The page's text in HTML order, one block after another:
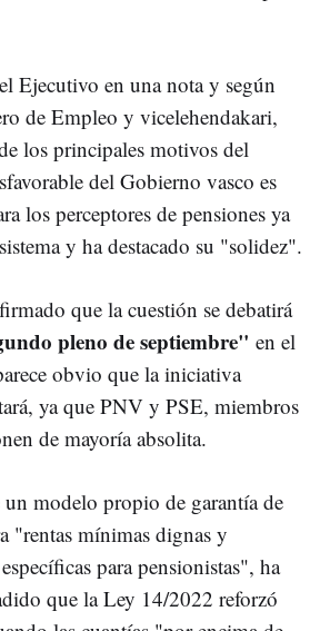
Ejecutivo en una nota y según
de Empleo y vicelehendakari,
los principales motivos del
del Gobierno vasco es
los perceptores de pensiones ya
y ha destacado su "solidez".
que la cuestión se debatirá
pleno de septiembre" en el
obvio que la iniciativa
ya que PNV y PSE, miembros
de mayoría absolita.
modelo propio de garantía de
"rentas mínimas dignas y
para pensionistas", ha
que la Ley 14/2022 reforzó